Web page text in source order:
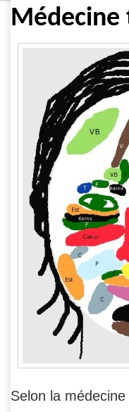
Médecine
Selon la